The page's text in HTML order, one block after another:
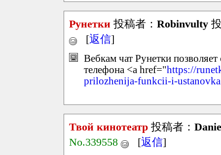
Рунетки 投稿者： Robinvulty
[返信]
Вебкам чат Рунетки
телефона <a href="https://
prilozhenija-funkcii-i-
Твой кинотеатр 投稿者：
No.339558
[返信]